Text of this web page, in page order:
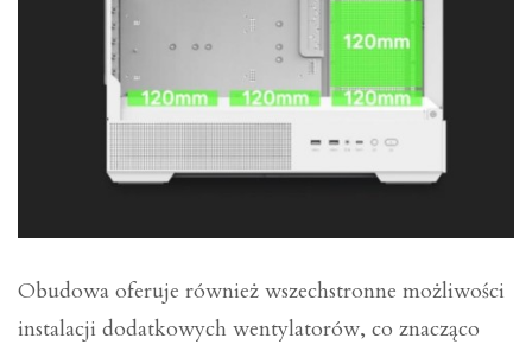
Obudowa oferuje również wszechstronne możliwości
instalacji dodatkowych wentylatorów, co znacząco